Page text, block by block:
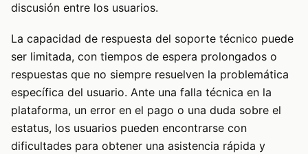
discusión entre los usuarios.
La capacidad de respuesta del soporte técnico puede
ser limitada, con tiempos de espera prolongados o
respuestas que no siempre resuelven la problemática
específica del usuario. Ante una falla técnica en la
plataforma, un error en el pago o una duda sobre el
estatus, los usuarios pueden encontrarse con
dificultades para obtener una asistencia rápida y